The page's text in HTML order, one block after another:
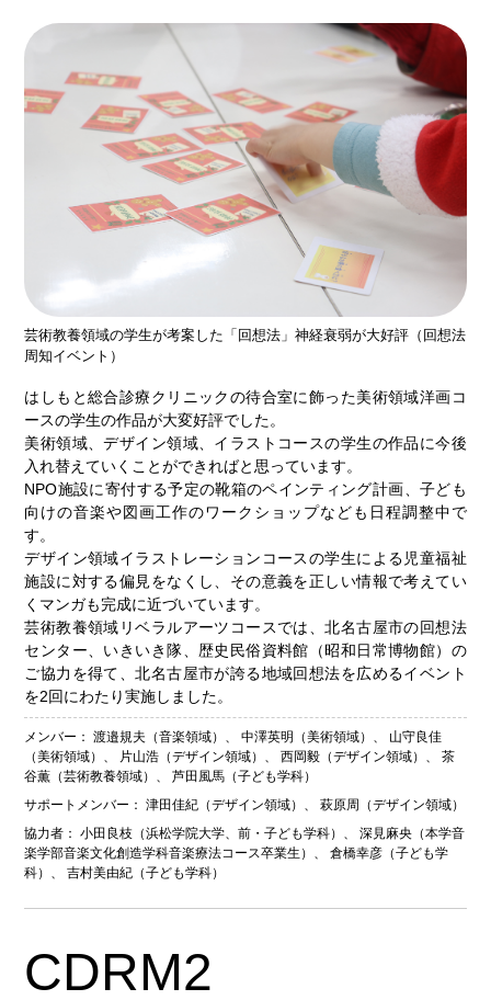
芸術教養領域の学生が考案した「回想法」神経衰弱が大好評（回想法
周知イベント）
はしもと総合診療クリニックの待合室に飾った美術領域洋画コ
ースの学生の作品が大変好評でした。
美術領域、デザイン領域、イラストコースの学生の作品に今後
入れ替えていくことができればと思っています。
NPO施設に寄付する予定の靴箱のペインティング計画、子ども
向けの音楽や図画工作のワークショップなども日程調整中で
す。
デザイン領域イラストレーションコースの学生による児童福祉
施設に対する偏見をなくし、その意義を正しい情報で考えてい
くマンガも完成に近づいています。
芸術教養領域リベラルアーツコースでは、北名古屋市の回想法
センター、いきいき隊、歴史民俗資料館（昭和日常博物館）の
ご協力を得て、北名古屋市が誇る地域回想法を広めるイベント
を2回にわたり実施しました。
メンバー：渡邉規夫（音楽領域） 、中澤英明（美術領域） 、 山守良佳
（美術領域） 、 片山浩（デザイン領域） 、西岡毅（デザイン領域） 、茶
谷薫（芸術教養領域） 、芦田風馬（子ども学科）
サポートメンバー：津田佳紀（デザイン領域） 、萩原周（デザイン領域）
協力者：小田良枝（浜松学院大学、前・子ども学科） 、深見麻央（本学音
楽学部音楽文化創造学科音楽療法コース卒業生） 、倉橋幸彦（子ども学
科） 、吉村美由紀（子ども学科）
CDRM2